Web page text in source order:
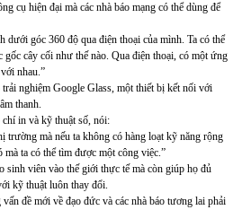
cụ hiện đại mà các nhà báo mạng có thể dùng để
dưới góc 360 độ qua điện thoại của mình. Ta có thể
cây cối như thế nào. Qua điện thoại, có một ứng
nhau.”
nghiệm Google Glass, một thiết bị kết nối với
thanh.
in và kỹ thuật số, nói:
trường mà nếu ta không có hàng loạt kỹ năng rộng
ta có thể tìm được một công việc.”
sinh viên vào thế giới thực tế mà còn giúp họ đủ
kỹ thuật luôn thay đổi.
đề mới về đạo đức và các nhà báo tương lai phải